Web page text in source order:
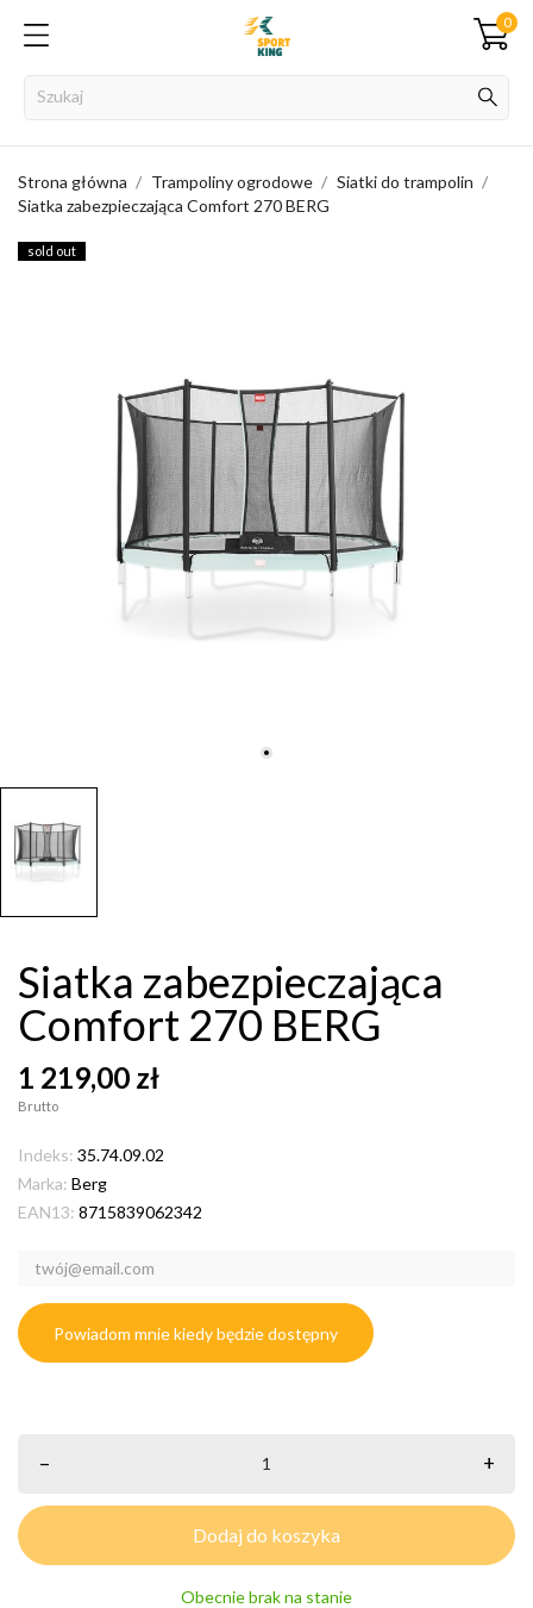
0
Strona główna Trampoliny ogrodowe
Siatki do trampolin
Siatka zabezpieczająca Comfort 270 BERG
sold out
Siatka zabezpieczająca
Comfort 270 BERG
1 219,00 zł
Brutto
Indeks: 35.74.09.02
Marka: Berg
EAN13: 8715839062342
Powiadom mnie kiedy będzie dostępny
– +
Dodaj do koszyka
Obecnie brak na stanie